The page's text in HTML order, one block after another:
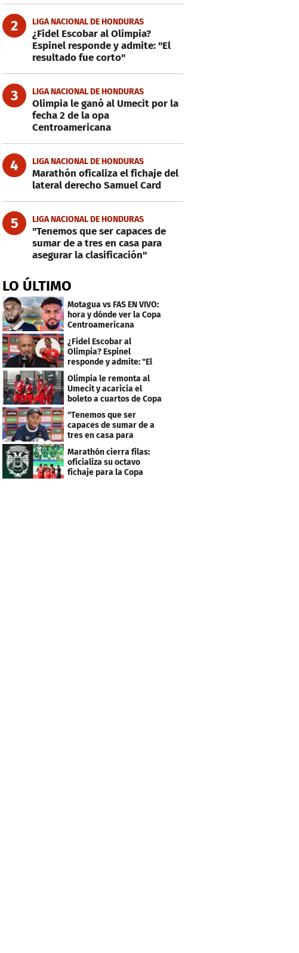
2 LIGA NACIONAL DE HONDURAS
¿Fidel Escobar al Olimpia?
Espinel responde y admite: "El
resultado fue corto"
3 LIGA NACIONAL DE HONDURAS
Olimpia le ganó al Umecit por la
fecha 2 de la opa
Centroamericana
4 LIGA NACIONAL DE HONDURAS
Marathón oficaliza el fichaje del
lateral derecho Samuel Card
5 LIGA NACIONAL DE HONDURAS
"Tenemos que ser capaces de
sumar de a tres en casa para
asegurar la clasificación"
LO ÚLTIMO
Motagua vs FAS EN VIVO:
hora y dónde ver la Copa
Centroamericana
¿Fidel Escobar al
Olimpia? Espinel
responde y admite: "El
resultado fue corto"
Olimpia le remonta al
Umecit y acaricia el
boleto a cuartos de Copa
"Tenemos que ser
capaces de sumar de a
tres en casa para
asegurar la
clasificación"
Marathón cierra filas:
oficializa su octavo
fichaje para la Copa